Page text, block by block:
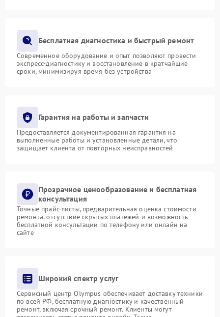
Бесплатная диагностика и быстрый ремонт
Современное оборудование и опыт позволяют провести
экспресс-диагностику и восстановление в кратчайшие
сроки, минимизируя время без устройства
Гарантия на работы и запчасти
Предоставляется документированная гарантия на
выполненные работы и установленные детали, что
защищает клиента от повторных неисправностей
Прозрачное ценообразование и бесплатная
консультация
Точные прайс-листы, предварительная оценка стоимости
ремонта, отсутствие скрытых платежей и возможность
бесплатной консультации по телефону или онлайн на
сайте
Широкий спектр услуг
Сервисный центр Olympus обеспечивает доставку техники
по всей РФ, бесплатную диагностику и качественный
ремонт, включая срочный ремонт. Клиенты могут